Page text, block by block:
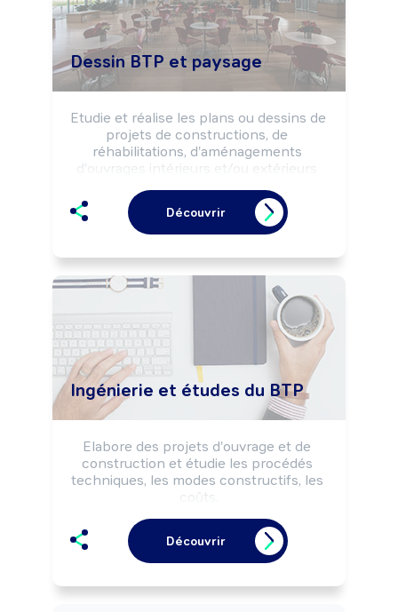
Dessin BTP et paysage
Etudie et réalise les plans ou dessins de
projets de constructions, de
réhabilitations, d'aménagements
d'ouvrages intérieurs et/ou extérieurs
architecturales retenues et la
réglementation.
Peut coordonner une équipe.
Découvrir
Ingénierie et études du BTP
Elabore des projets d'ouvrage et de
construction et étudie les procédés
techniques, les modes constructifs, les
coûts.
et effectue le suivi technique et
économique du chantier.
Peut coordonner une équipe, un projet.
Découvrir